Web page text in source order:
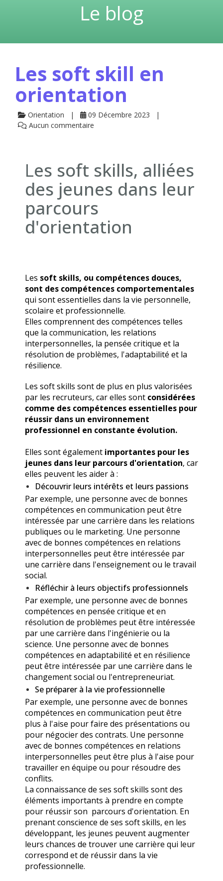
Le blog
Les soft skill en
orientation
Orientation
09 Décembre 2023
Aucun commentaire
Les soft skills, alliées
des jeunes dans leur
parcours
d'orientation
Les soft skills, ou compétences douces,
sont des compétences comportementales
qui sont essentielles dans la vie personnelle,
scolaire et professionnelle.
Elles comprennent des compétences telles
que la communication, les relations
interpersonnelles, la pensée critique et la
résolution de problèmes, l'adaptabilité et la
résilience.
Les soft skills sont de plus en plus valorisées
par les recruteurs, car elles sont considérées
comme des compétences essentielles pour
réussir dans un environnement
professionnel en constante évolution.
Elles sont également importantes pour les
jeunes dans leur parcours d'orientation, car
elles peuvent les aider à :
Découvrir leurs intérêts et leurs passions
Par exemple, une personne avec de bonnes
compétences en communication peut être
intéressée par une carrière dans les relations
publiques ou le marketing. Une personne
avec de bonnes compétences en relations
interpersonnelles peut être intéressée par
une carrière dans l'enseignement ou le travail
social.
Réfléchir à leurs objectifs professionnels
Par exemple, une personne avec de bonnes
compétences en pensée critique et en
résolution de problèmes peut être intéressée
par une carrière dans l'ingénierie ou la
science. Une personne avec de bonnes
compétences en adaptabilité et en résilience
peut être intéressée par une carrière dans le
changement social ou l'entrepreneuriat.
Se préparer à la vie professionnelle
Par exemple, une personne avec de bonnes
compétences en communication peut être
plus à l'aise pour faire des présentations ou
pour négocier des contrats. Une personne
avec de bonnes compétences en relations
interpersonnelles peut être plus à l'aise pour
travailler en équipe ou pour résoudre des
conflits.
La connaissance de ses soft skills sont des
éléments importants à prendre en compte
pour réussir son parcours d'orientation. En
prenant conscience de ses soft skills, en les
développant, les jeunes peuvent augmenter
leurs chances de trouver une carrière qui leur
correspond et de réussir dans la vie
professionnelle.